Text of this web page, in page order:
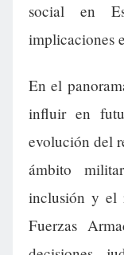
social en
implicaciones
En el
influir en
evolución del
ámbito
inclusión y el
Fuerzas